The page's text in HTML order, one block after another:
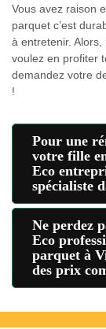
Vous avez raison
parquet c’est
à entretenir. Alors,
voulez en profiter
demandez votre
!
Pour une
votre fille
Eco
spécialiste
Ne perdez
Eco
parquet à
des prix